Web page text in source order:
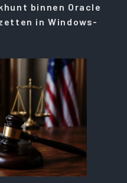
binnen Oracle
in Windows-